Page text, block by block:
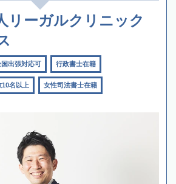
リーガルクリニック
国出張対応可 行政書士在籍
10名以上 女性司法書士在籍